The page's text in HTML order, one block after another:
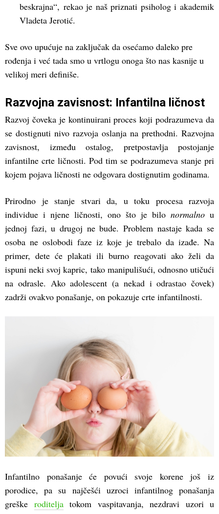
beskrajna“, rekao je naš priznati psiholog i akademik
Vladeta Jerotić.
Sve ovo upućuje na zaključak da osećamo daleko pre
rođenja i već tada smo u vrtlogu onoga što nas kasnije u
velikoj meri definiše.
Razvojna zavisnost: Infantilna ličnost
Razvoj čoveka je kontinuirani proces koji podrazumeva da
se dostignuti nivo razvoja oslanja na prethodni. Razvojna
zavisnost, između ostalog, pretpostavlja postojanje
infantilne crte ličnosti. Pod tim se podrazumeva stanje pri
kojem pojava ličnosti ne odgovara dostignutim godinama.
Prirodno je stanje stvari da, u toku procesa razvoja
individue i njene ličnosti, ono što je bilo normalno u
jednoj fazi, u drugoj ne bude. Problem nastaje kada se
osoba ne oslobodi faze iz koje je trebalo da izađe. Na
primer, dete će plakati ili burno reagovati ako želi da
ispuni neki svoj kapric, tako manipulišući, odnosno utičući
na odrasle. Ako adolescent (a nekad i odrastao čovek)
zadrži ovakvo ponašanje, on pokazuje crte infantilnosti.
Infantilno ponašanje će povući svoje korene još iz
porodice, pa su najčešći uzroci infantilnog ponašanja
greške roditeljatokom vaspitavanja, nezdravi uzori u